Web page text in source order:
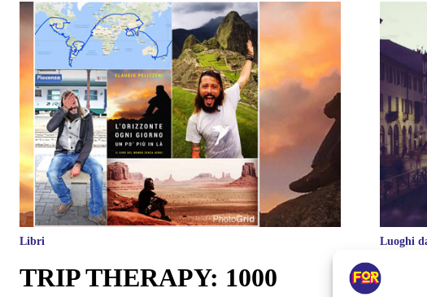
Libri
TRIP THERAPY: 1000
Luoghi